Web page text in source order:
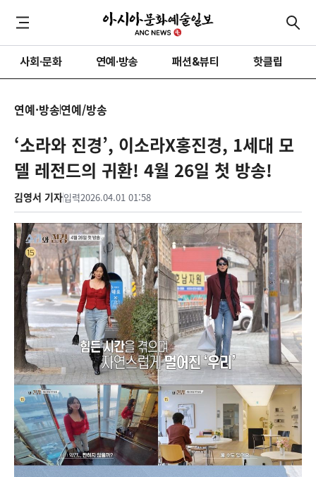
사회·문화 연예·방송 패션&뷰티 핫클립
연예·방송연예/방송
‘소라와 진경’, 이소라X홍진경, 1세대 모
델 레전드의 귀환! 4월 26일 첫 방송!
김영서 기자입력2026.04.01 01:58